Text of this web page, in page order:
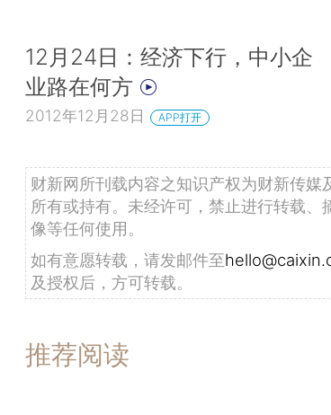
12月24日：经济下行，中小企
业路在何方
2012年12月28日 APP打开
财新网所刊载内容之知识产权为财新传媒
所有或持有。未经许可，禁止进行转载、
像等任何使用。
如有意愿转载，请发邮件至
及授权后，方可转载。
推荐阅读